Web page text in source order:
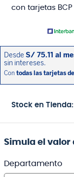
con tarjetas BCP
Stock en Tienda:
Simula el valor
Departamento